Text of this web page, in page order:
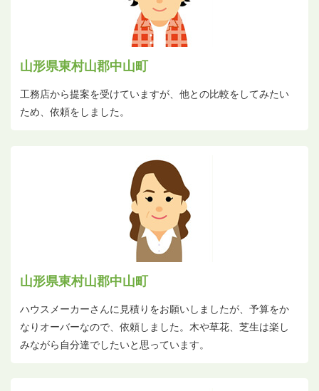
山形県東村山郡中山町
工務店から提案を受けていますが、他との比較をしてみたい
ため、依頼をしました。
山形県東村山郡中山町
ハウスメーカーさんに見積りをお願いしましたが、予算をか
なりオーバーなので、依頼しました。木や草花、芝生は楽し
みながら自分達でしたいと思っています。